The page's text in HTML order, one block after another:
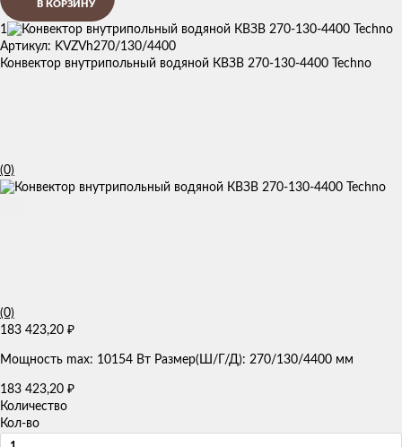
В КОРЗИНУ
1
Артикул: KVZVh270/130/4400
Конвектор внутрипольный водяной КВЗВ 270-130-4400 Techno
(0)
(0)
183 423,20 ₽
Мощность max: 10154 Вт Размер(Ш/Г/Д): 270/130/4400 мм
183 423,20 ₽
Количество
Кол-во